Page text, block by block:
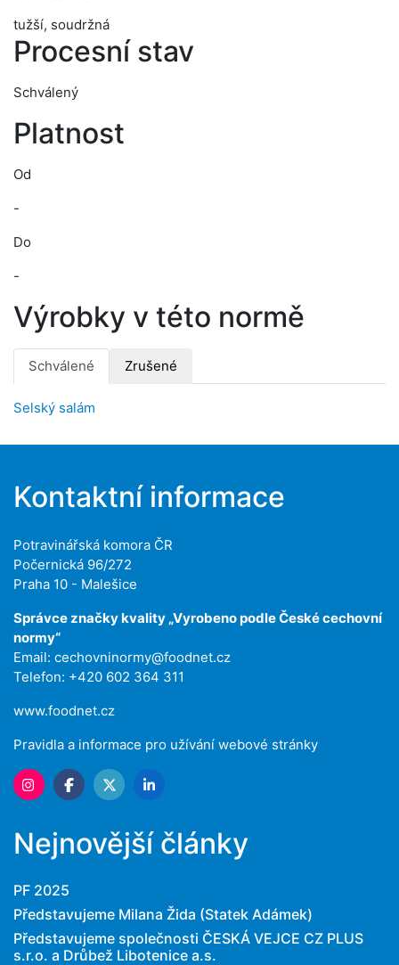
tužší, soudržná
Procesní stav
Schválený
Platnost
Od
-
Do
-
Výrobky v této normě
Schválené Zrušené
Selský salám
Kontaktní informace
Potravinářská komora ČR
Počernická 96/272
Praha 10 - Malešice
Správce značky kvality „Vyrobeno podle České cechovní
normy“
Email: cechovninormy@foodnet.cz
Telefon: +420 602 364 311
www.foodnet.cz
Pravidla a informace pro užívání webové stránky
Nejnovější články
PF 2025
Představujeme Milana Žida (Statek Adámek)
Představujeme společnosti ČESKÁ VEJCE CZ PLUS
s.r.o. a Drůbež Libotenice a.s.